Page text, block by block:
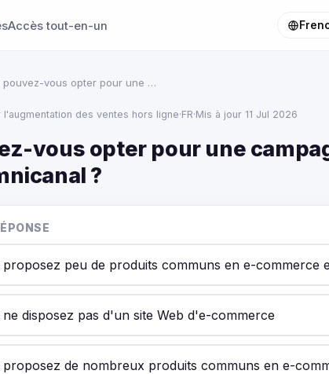
Accès tout-en-un
pouvez-vous opter pour une …
l'augmentation des ventes hors ligne·FR·Mis à jour 11 Jul 2026
vous opter pour une
?
peu de produits communs en e-commerce
disposez pas d'un site Web d'e-commerce
de nombreux produits communs en e-